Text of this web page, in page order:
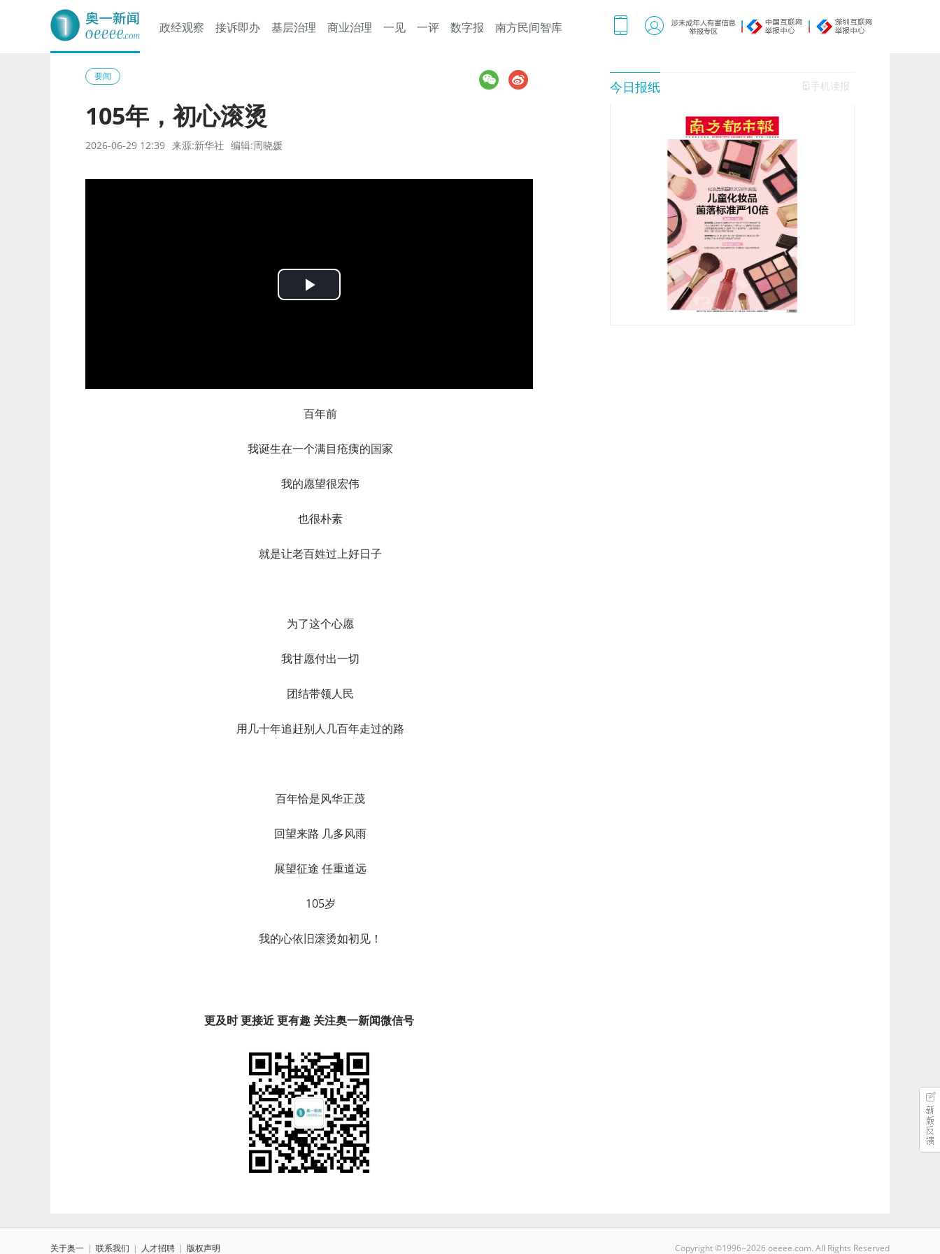
奥一网
政经观察 接诉即办 基层治理 商业治理 一见 一评 数字报 南方民间智库
要闻
105年，初心滚烫
2026-06-29 12:39 来源:新华社 编辑:周晓媛
Play
百年前
我诞生在一个满目疮痍的国家
我的愿望很宏伟
也很朴素
就是让老百姓过上好日子
为了这个心愿
我甘愿付出一切
团结带领人民
用几十年追赶别人几百年走过的路
百年恰是风华正茂
回望来路 几多风雨
展望征途 任重道远
105岁
我的心依旧滚烫如初见！
更及时 更接近 更有趣 关注奥一新闻微信号
今日报纸 手机读报
关于奥一 | 联系我们 | 人才招聘 | 版权声明 Copyright ©1996~2026 oeeee.com. All Rights Reserved